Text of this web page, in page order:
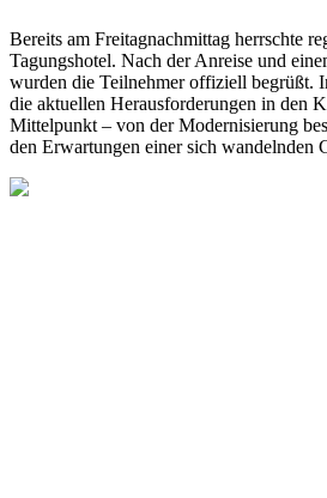
Bereits am Freitagnachmittag herrschte
Tagungshotel. Nach der Anreise und
wurden die Teilnehmer offiziell begrüßt.
die aktuellen Herausforderungen in den
Mittelpunkt – von der Modernisierung
den Erwartungen einer sich wandelnden